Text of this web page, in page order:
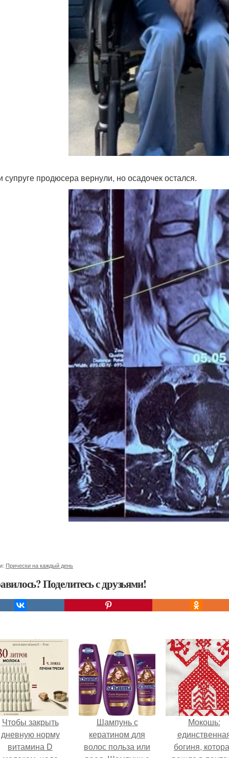
супруге продюсера вернули, но осадочек остался.
Прически на каждый день
Поделитесь с друзьями!
Чтобы закрыть
дневную норму
витамина D
Шампунь с
кератином для
волос польза или
Мокошь:
богиня,